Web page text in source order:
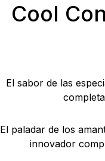
Cool
El sabor de las
El paladar de los
innovador